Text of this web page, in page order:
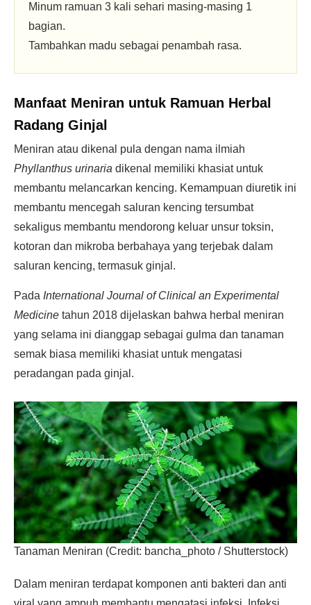
Minum ramuan 3 kali sehari masing-masing 1
bagian.
Tambahkan madu sebagai penambah rasa.
Manfaat Meniran untuk Ramuan Herbal
Radang Ginjal
Meniran atau dikenal pula dengan nama ilmiah
Phyllanthus urinaria dikenal memiliki khasiat untuk
membantu melancarkan kencing. Kemampuan diuretik ini
membantu mencegah saluran kencing tersumbat
sekaligus membantu mendorong keluar unsur toksin,
kotoran dan mikroba berbahaya yang terjebak dalam
saluran kencing, termasuk ginjal.
Pada International Journal of Clinical an Experimental
Medicine tahun 2018 dijelaskan bahwa herbal meniran
yang selama ini dianggap sebagai gulma dan tanaman
semak biasa memiliki khasiat untuk mengatasi
peradangan pada ginjal.
Tanaman Meniran (Credit: bancha_photo / Shutterstock)
Dalam meniran terdapat komponen anti bakteri dan anti